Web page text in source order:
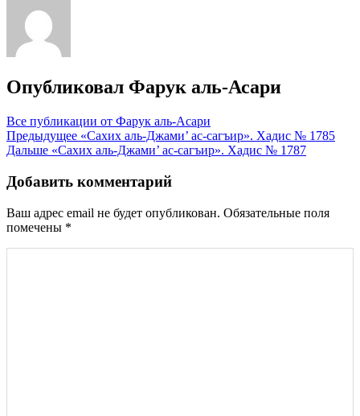
Опубликовал Фарук аль-Асари
Все публикации от Фарук аль-Асари
Навигация
по
записям
Предыдущее «Сахих аль-Джами’ ас-сагъир». Хадис № 1785
Дальше «Сахих аль-Джами’ ас-сагъир». Хадис № 1787
Добавить комментарий
Ваш адрес email не будет опубликован. Обязательные поля
помечены *